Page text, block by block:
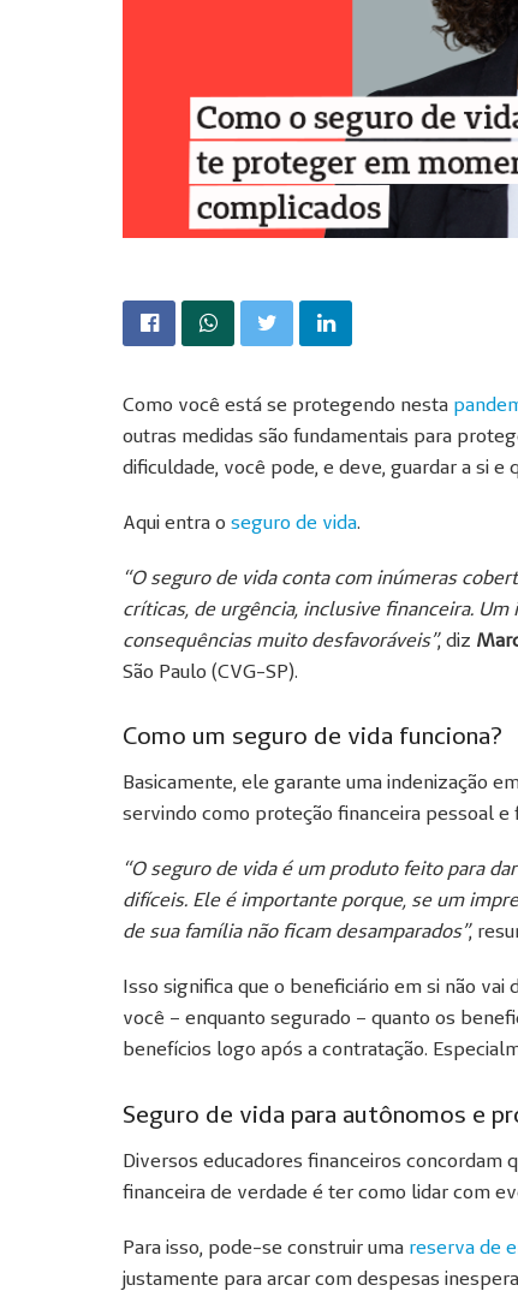
Como você está se protegendo nesta
outras medidas são fundamentais para
dificuldade, você pode, e deve, guardar a si e
Aqui entra o seguro de vida.
“O seguro de vida conta com inúmeras
críticas, de urgência, inclusive financeira.
consequências muito desfavoráveis”, diz
São Paulo (CVG-SP).
Como um seguro de vida funciona?
Basicamente, ele garante uma indenização
servindo como proteção financeira pessoal e
“O seguro de vida é um produto feito para
difíceis. Ele é importante porque, se um
de sua família não ficam desamparados”,
Isso significa que o beneficiário em si não
você – enquanto segurado – quanto os
benefícios logo após a contratação.
Seguro de vida para autônomos e
Diversos educadores financeiros concordam
financeira de verdade é ter como lidar com
Para isso, pode-se construir uma reserva de
justamente para arcar com despesas